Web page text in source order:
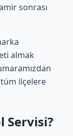
sonrası
almak
ilçelere
Servisi?